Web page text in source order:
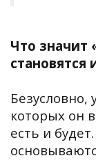
Что значит
становятся
Безусловно,
которых он
есть и